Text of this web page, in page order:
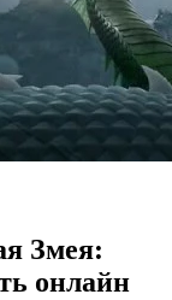
Змея:
онлайн